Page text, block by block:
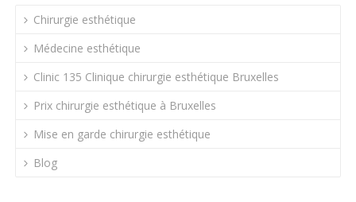
Chirurgie esthétique
Médecine esthétique
Clinic 135 Clinique chirurgie esthétique Bruxelles
Prix chirurgie esthétique à Bruxelles
Mise en garde chirurgie esthétique
Blog